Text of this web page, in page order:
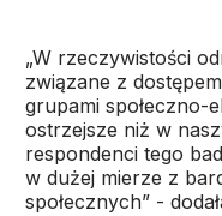
„W rzeczywistości
związane z
grupami społeczno-
ostrzejsze niż w
respondenci tego
w dużej mierze z
społecznych” -